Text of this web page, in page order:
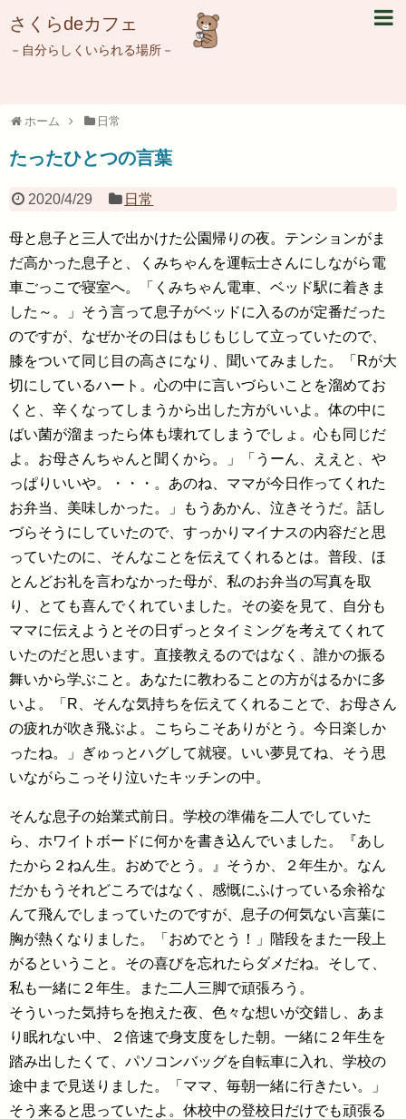
さくらdeカフェ
－自分らしくいられる場所－
ホーム 日常
たったひとつの言葉
2020/4/29 日常
母と息子と三人で出かけた公園帰りの夜。テンションがま
だ高かった息子と、くみちゃんを運転士さんにしながら電
車ごっこで寝室へ。「くみちゃん電車、ベッド駅に着きま
した～。」そう言って息子がベッドに入るのが定番だった
のですが、なぜかその日はもじもじして立っていたので、
膝をついて同じ目の高さになり、聞いてみました。「Rが大
切にしているハート。心の中に言いづらいことを溜めてお
くと、辛くなってしまうから出した方がいいよ。体の中に
ばい菌が溜まったら体も壊れてしまうでしょ。心も同じだ
よ。お母さんちゃんと聞くから。」「うーん、ええと、や
っぱりいいや。・・・。あのね、ママが今日作ってくれた
お弁当、美味しかった。」もうあかん、泣きそうだ。話し
づらそうにしていたので、すっかりマイナスの内容だと思
っていたのに、そんなことを伝えてくれるとは。普段、ほ
とんどお礼を言わなかった母が、私のお弁当の写真を取
り、とても喜んでくれていました。その姿を見て、自分も
ママに伝えようとその日ずっとタイミングを考えてくれて
いたのだと思います。直接教えるのではなく、誰かの振る
舞いから学ぶこと。あなたに教わることの方がはるかに多
いよ。「R、そんな気持ちを伝えてくれることで、お母さん
の疲れが吹き飛ぶよ。こちらこそありがとう。今日楽しか
ったね。」ぎゅっとハグして就寝。いい夢見てね、そう思
いながらこっそり泣いたキッチンの中。
そんな息子の始業式前日。学校の準備を二人でしていた
ら、ホワイトボードに何かを書き込んでいました。『あし
たから２ねん生。おめでとう。』そうか、２年生か。なん
だかもうそれどころではなく、感慨にふけっている余裕な
んて飛んでしまっていたのですが、息子の何気ない言葉に
胸が熱くなりました。「おめでとう！」階段をまた一段上
がるということ。その喜びを忘れたらダメだね。そして、
私も一緒に２年生。また二人三脚で頑張ろう。
そういった気持ちを抱えた夜、色々な想いが交錯し、あま
り眠れない中、２倍速で身支度をした朝。一緒に２年生を
踏み出したくて、パソコンバッグを自転車に入れ、学校の
途中まで見送りました。「ママ、毎朝一緒に行きたい。」
そう来ると思っていたよ。休校中の登校日だけでも頑張る